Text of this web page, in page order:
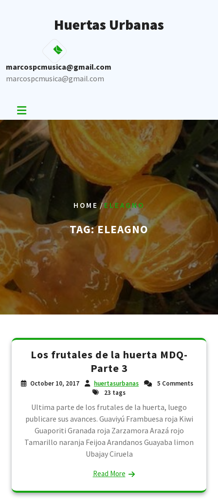
Huertas Urbanas
marcospcmusica@gmail.com
marcospcmusica@gmail.com
HOME /ELEAGNO
TAG:ELEAGNO
Los frutales de la huerta MDQ-
Parte 3
October 10, 2017 huertasurbanas
5 Comments
23 tags
Ultima parte de los frutales de la huerta, luego
publicare sus avances. Guaviyú Frambuesa roja Kiwi
Guaporiti Granada roja Zarzamora Arazá rojo
Tamarillo naranja Feijoa Arandanos Guayaba limon
Ubajay Ciruela
Read More